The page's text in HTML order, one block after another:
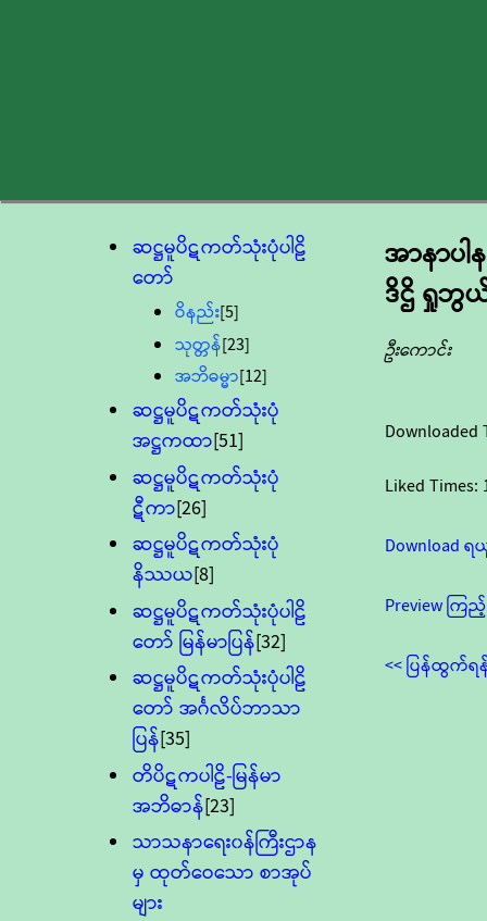
ဆဋ္ဌမူပိဋကတ်သုံးပုံပါဠိ
တော်
ဝိနည်း[5]
သုတ္တန်[23]
အဘိဓမ္မာ[12]
ဆဋ္ဌမူပိဋကတ်သုံးပုံ
အဋ္ဌကထာ[51]
ဆဋ္ဌမူပိဋကတ်သုံးပုံ
ဋီကာ[26]
ဆဋ္ဌမူပိဋကတ်သုံးပုံ
နိဿယ[8]
ဆဋ္ဌမူပိဋကတ်သုံးပုံပါဠိ
တော် မြန်မာပြန်[32]
ဆဋ္ဌမူပိဋကတ်သုံးပုံပါဠိ
တော် အင်္ဂလိပ်ဘာသာ
ပြန်[35]
တိပိဋကပါဠိ-မြန်မာ
အဘိဓာန်[23]
သာသနာရေး၀န်ကြီးဌာန
မှ ထုတ်ဝေသော စာအုပ်
များ
အာနာပ
ဒိဌိ ရှုဘွ
ဦးကောင်း
Downloaded
Liked Times:
Download
Preview ကြ
<< ပြန်ထွက်ရ